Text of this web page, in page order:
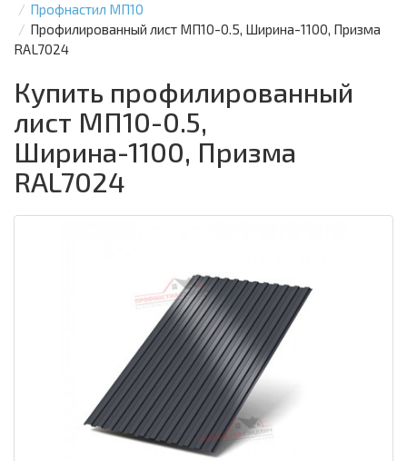
Профнастил МП10
Профилированный лист МП10-0.5, Ширина-1100, Призма
RAL7024
Купить профилированный
лист МП10-0.5,
Ширина-1100, Призма
RAL7024